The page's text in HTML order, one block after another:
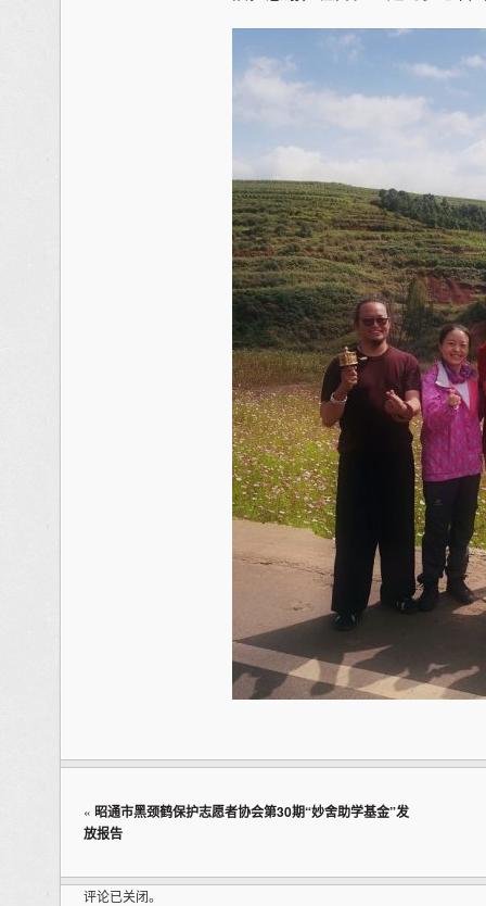
« 昭通市黑颈鹤保护志愿者协会第30期“妙舍助学基金”发
放报告
评论已关闭。